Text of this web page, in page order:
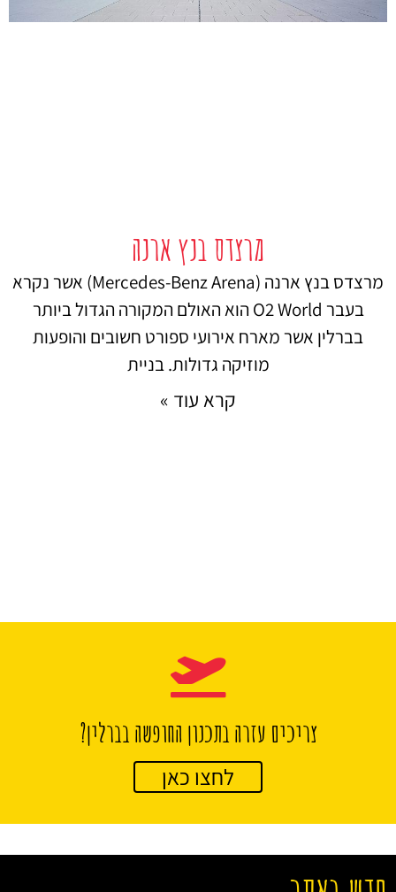
מרצדס בנץ ארנה
מרצדס בנץ ארנה (Mercedes-Benz Arena) אשר נקרא
בעבר O2 World הוא האולם המקורה הגדול ביותר
בברלין אשר מארח אירועי ספורט חשובים והופעות
מוזיקה גדולות. בניית
קרא עוד »
צריכים עזרה בתכנון החופשה בברלין?
לחצו כאן